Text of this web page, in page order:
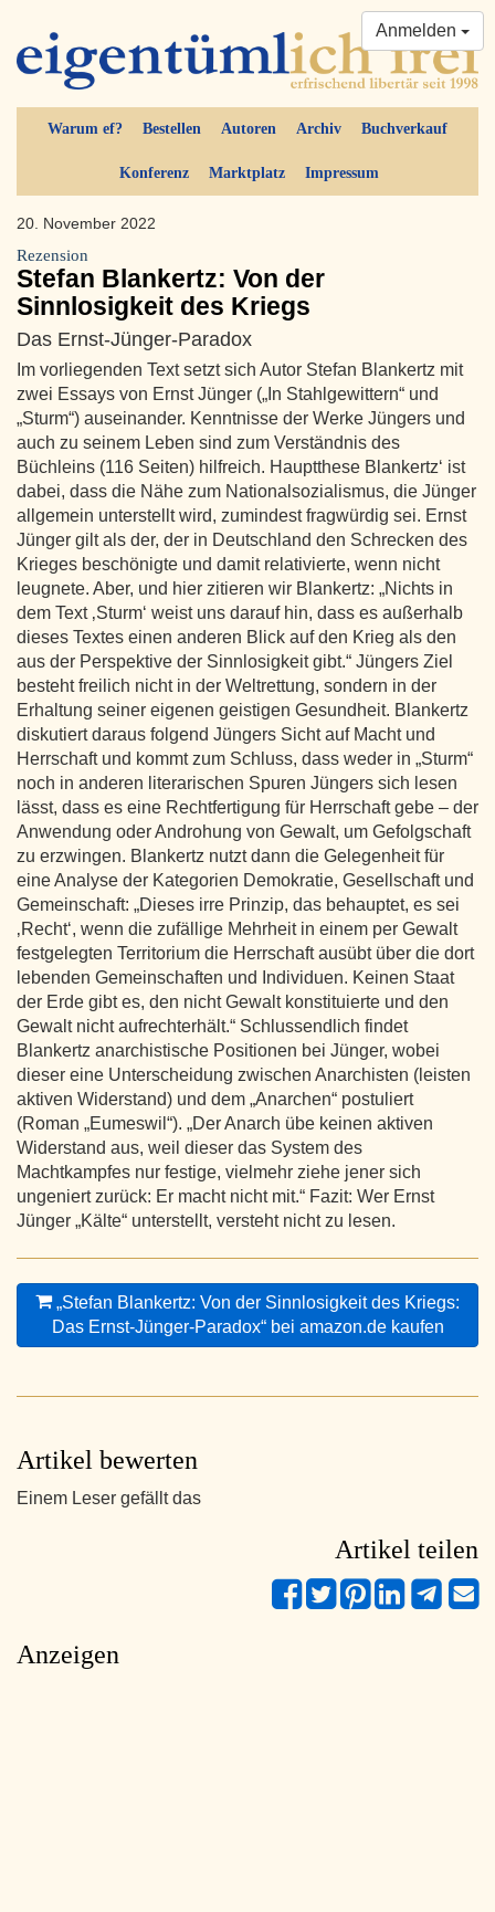
Warum ef? Bestellen Autoren Archiv Buchverkauf
Konferenz Marktplatz Impressum
Anmelden
20. November 2022
Rezension
Stefan Blankertz: Von der
Sinnlosigkeit des Kriegs
Das Ernst-Jünger-Paradox
Im vorliegenden Text setzt sich Autor Stefan Blankertz mit
zwei Essays von Ernst Jünger („In Stahlgewittern“ und
„Sturm“) auseinander. Kenntnisse der Werke Jüngers und
auch zu seinem Leben sind zum Verständnis des
Büchleins (116 Seiten) hilfreich. Hauptthese Blankertz‘ ist
dabei, dass die Nähe zum Nationalsozialismus, die Jünger
allgemein unterstellt wird, zumindest fragwürdig sei. Ernst
Jünger gilt als der, der in Deutschland den Schrecken des
Krieges beschönigte und damit relativierte, wenn nicht
leugnete. Aber, und hier zitieren wir Blankertz: „Nichts in
dem Text ‚Sturm‘ weist uns darauf hin, dass es außerhalb
dieses Textes einen anderen Blick auf den Krieg als den
aus der Perspektive der Sinnlosigkeit gibt.“ Jüngers Ziel
besteht freilich nicht in der Weltrettung, sondern in der
Erhaltung seiner eigenen geistigen Gesundheit. Blankertz
diskutiert daraus folgend Jüngers Sicht auf Macht und
Herrschaft und kommt zum Schluss, dass weder in „Sturm“
noch in anderen literarischen Spuren Jüngers sich lesen
lässt, dass es eine Rechtfertigung für Herrschaft gebe – der
Anwendung oder Androhung von Gewalt, um Gefolgschaft
zu erzwingen. Blankertz nutzt dann die Gelegenheit für
eine Analyse der Kategorien Demokratie, Gesellschaft und
Gemeinschaft: „Dieses irre Prinzip, das behauptet, es sei
‚Recht‘, wenn die zufällige Mehrheit in einem per Gewalt
festgelegten Territorium die Herrschaft ausübt über die dort
lebenden Gemeinschaften und Individuen. Keinen Staat
der Erde gibt es, den nicht Gewalt konstituierte und den
Gewalt nicht aufrechterhält.“ Schlussendlich findet
Blankertz anarchistische Positionen bei Jünger, wobei
dieser eine Unterscheidung zwischen Anarchisten (leisten
aktiven Widerstand) und dem „Anarchen“ postuliert
(Roman „Eumeswil“). „Der Anarch übe keinen aktiven
Widerstand aus, weil dieser das System des
Machtkampfes nur festige, vielmehr ziehe jener sich
ungeniert zurück: Er macht nicht mit.“ Fazit: Wer Ernst
Jünger „Kälte“ unterstellt, versteht nicht zu lesen.
„Stefan Blankertz: Von der Sinnlosigkeit des Kriegs:
Das Ernst-Jünger-Paradox“ bei amazon.de kaufen
Artikel bewerten
Einem Leser gefällt das
Artikel teilen
Anzeigen